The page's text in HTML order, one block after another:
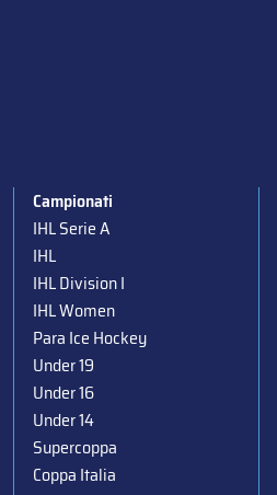
Campionati
IHL Serie A
IHL
IHL Division I
IHL Women
Para Ice Hockey
Under 19
Under 16
Under 14
Supercoppa
Coppa Italia